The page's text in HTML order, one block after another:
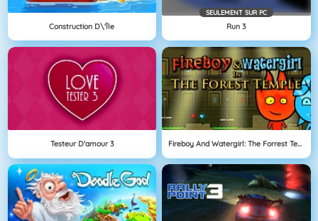
Construction D\'île
SEULEMENT SUR PC
Run 3
Testeur D'amour 3 Fireboy And Watergirl: The Forrest Temple